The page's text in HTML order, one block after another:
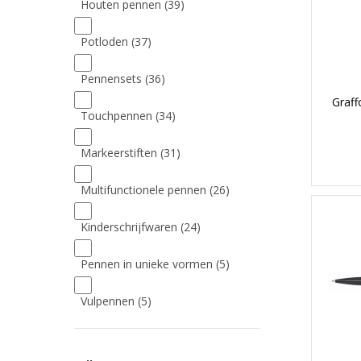
Houten pennen (39)
Potloden (37)
Pennensets (36)
Touchpennen (34)
Markeerstiften (31)
Multifunctionele pennen (26)
Kinderschrijfwaren (24)
Pennen in unieke vormen (5)
Vulpennen (5)